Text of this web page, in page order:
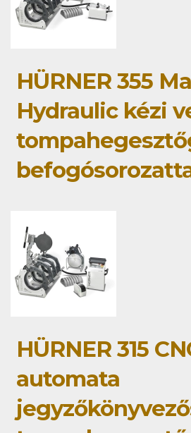
HÜRNER 355
Hydraulic kézi
HÜRNER 315
automata